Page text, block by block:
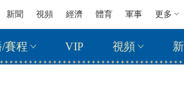
新聞 視頻 經濟 體育 軍事 更多
賽程 VIP 視頻